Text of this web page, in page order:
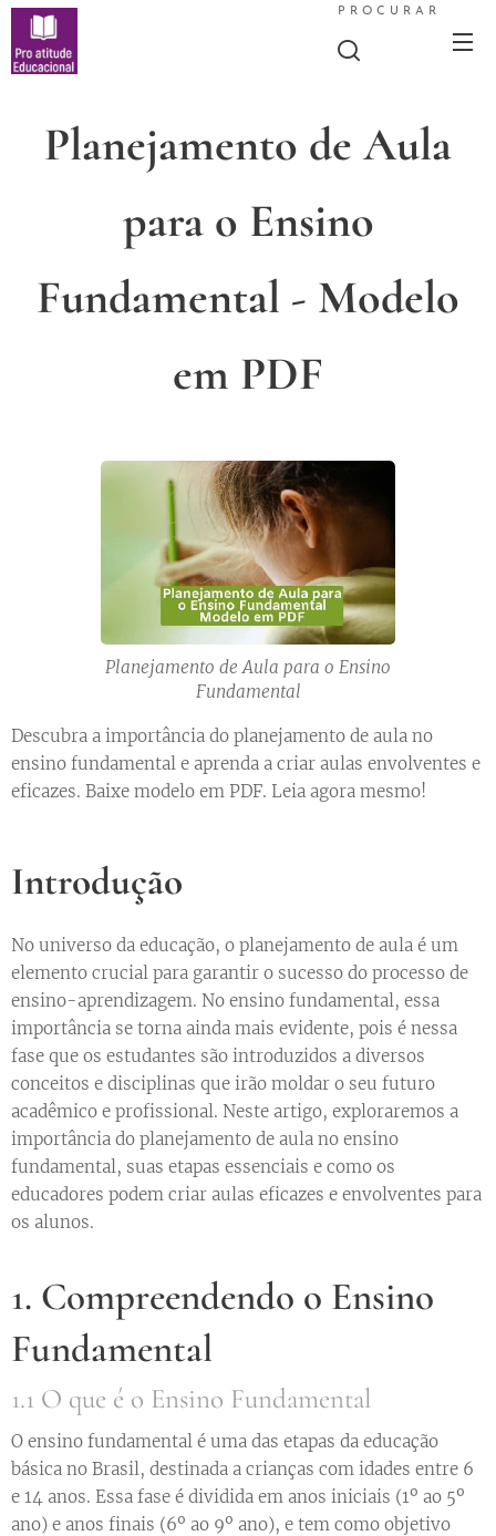
PROCURAR
Planejamento de Aula
para o Ensino
Fundamental - Modelo
em PDF
Planejamento de Aula para o Ensino
Fundamental
Descubra a importância do planejamento de aula no
ensino fundamental e aprenda a criar aulas envolventes e
eficazes. Baixe modelo em PDF. Leia agora mesmo!
Introdução
No universo da educação, o planejamento de aula é um
elemento crucial para garantir o sucesso do processo de
ensino-aprendizagem. No ensino fundamental, essa
importância se torna ainda mais evidente, pois é nessa
fase que os estudantes são introduzidos a diversos
conceitos e disciplinas que irão moldar o seu futuro
acadêmico e profissional. Neste artigo, exploraremos a
importância do planejamento de aula no ensino
fundamental, suas etapas essenciais e como os
educadores podem criar aulas eficazes e envolventes para
os alunos.
1. Compreendendo o Ensino
Fundamental
1.1 O que é o Ensino Fundamental
O ensino fundamental é uma das etapas da educação
básica no Brasil, destinada a crianças com idades entre 6
e 14 anos. Essa fase é dividida em anos iniciais (1º ao 5º
ano) e anos finais (6º ao 9º ano), e tem como objetivo